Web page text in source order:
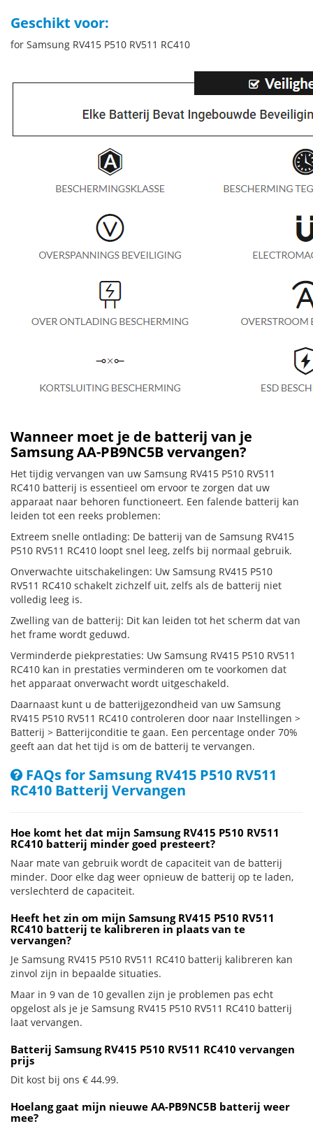
Geschikt voor:
for Samsung RV415 P510 RV511 RC410
Wanneer moet je de batterij van je
Samsung AA-PB9NC5B vervangen?
Het tijdig vervangen van uw Samsung RV415 P510 RV511
RC410 batterij is essentieel om ervoor te zorgen dat uw
apparaat naar behoren functioneert. Een falende batterij kan
leiden tot een reeks problemen:
Extreem snelle ontlading: De batterij van de Samsung RV415
P510 RV511 RC410 loopt snel leeg, zelfs bij normaal gebruik.
Onverwachte uitschakelingen: Uw Samsung RV415 P510
RV511 RC410 schakelt zichzelf uit, zelfs als de batterij niet
volledig leeg is.
Zwelling van de batterij: Dit kan leiden tot het scherm dat van
het frame wordt geduwd.
Verminderde piekprestaties: Uw Samsung RV415 P510 RV511
RC410 kan in prestaties verminderen om te voorkomen dat
het apparaat onverwacht wordt uitgeschakeld.
Daarnaast kunt u de batterijgezondheid van uw Samsung
RV415 P510 RV511 RC410 controleren door naar Instellingen >
Batterij > Batterijconditie te gaan. Een percentage onder 70%
geeft aan dat het tijd is om de batterij te vervangen.
FAQs for Samsung RV415 P510 RV511
RC410 Batterij Vervangen
Hoe komt het dat mijn Samsung RV415 P510 RV511
RC410 batterij minder goed presteert?
Naar mate van gebruik wordt de capaciteit van de batterij
minder. Door elke dag weer opnieuw de batterij op te laden,
verslechterd de capaciteit.
Heeft het zin om mijn Samsung RV415 P510 RV511
RC410 batterij te kalibreren in plaats van te
vervangen?
Je Samsung RV415 P510 RV511 RC410 batterij kalibreren kan
zinvol zijn in bepaalde situaties.
Maar in 9 van de 10 gevallen zijn je problemen pas echt
opgelost als je je Samsung RV415 P510 RV511 RC410 batterij
laat vervangen.
Batterij Samsung RV415 P510 RV511 RC410 vervangen
prijs
Dit kost bij ons € 44.99.
Hoelang gaat mijn nieuwe AA-PB9NC5B batterij weer
mee?